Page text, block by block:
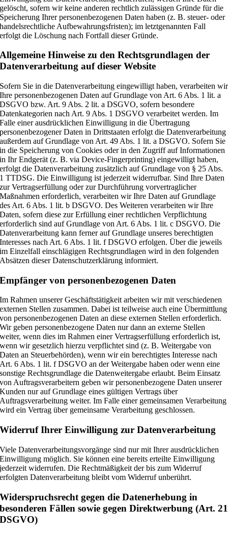
gelöscht, sofern wir keine anderen rechtlich zulässigen Gründe für die
Speicherung Ihrer personenbezogenen Daten haben (z. B. steuer- oder
handelsrechtliche Aufbewahrungsfristen); im letztgenannten Fall
erfolgt die Löschung nach Fortfall dieser Gründe.
Allgemeine Hinweise zu den Rechtsgrundlagen der
Datenverarbeitung auf dieser Website
Sofern Sie in die Datenverarbeitung eingewilligt haben, verarbeiten wir
Ihre personenbezogenen Daten auf Grundlage von Art. 6 Abs. 1 lit. a
DSGVO bzw. Art. 9 Abs. 2 lit. a DSGVO, sofern besondere
Datenkategorien nach Art. 9 Abs. 1 DSGVO verarbeitet werden. Im
Falle einer ausdrücklichen Einwilligung in die Übertragung
personenbezogener Daten in Drittstaaten erfolgt die Datenverarbeitung
außerdem auf Grundlage von Art. 49 Abs. 1 lit. a DSGVO. Sofern Sie
in die Speicherung von Cookies oder in den Zugriff auf Informationen
in Ihr Endgerät (z. B. via Device-Fingerprinting) eingewilligt haben,
erfolgt die Datenverarbeitung zusätzlich auf Grundlage von § 25 Abs.
1 TTDSG. Die Einwilligung ist jederzeit widerrufbar. Sind Ihre Daten
zur Vertragserfüllung oder zur Durchführung vorvertraglicher
Maßnahmen erforderlich, verarbeiten wir Ihre Daten auf Grundlage
des Art. 6 Abs. 1 lit. b DSGVO. Des Weiteren verarbeiten wir Ihre
Daten, sofern diese zur Erfüllung einer rechtlichen Verpflichtung
erforderlich sind auf Grundlage von Art. 6 Abs. 1 lit. c DSGVO. Die
Datenverarbeitung kann ferner auf Grundlage unseres berechtigten
Interesses nach Art. 6 Abs. 1 lit. f DSGVO erfolgen. Über die jeweils
im Einzelfall einschlägigen Rechtsgrundlagen wird in den folgenden
Absätzen dieser Datenschutzerklärung informiert.
Empfänger von personenbezogenen Daten
Im Rahmen unserer Geschäftstätigkeit arbeiten wir mit verschiedenen
externen Stellen zusammen. Dabei ist teilweise auch eine Übermittlung
von personenbezogenen Daten an diese externen Stellen erforderlich.
Wir geben personenbezogene Daten nur dann an externe Stellen
weiter, wenn dies im Rahmen einer Vertragserfüllung erforderlich ist,
wenn wir gesetzlich hierzu verpflichtet sind (z. B. Weitergabe von
Daten an Steuerbehörden), wenn wir ein berechtigtes Interesse nach
Art. 6 Abs. 1 lit. f DSGVO an der Weitergabe haben oder wenn eine
sonstige Rechtsgrundlage die Datenweitergabe erlaubt. Beim Einsatz
von Auftragsverarbeitern geben wir personenbezogene Daten unserer
Kunden nur auf Grundlage eines gültigen Vertrags über
Auftragsverarbeitung weiter. Im Falle einer gemeinsamen Verarbeitung
wird ein Vertrag über gemeinsame Verarbeitung geschlossen.
Widerruf Ihrer Einwilligung zur Datenverarbeitung
Viele Datenverarbeitungsvorgänge sind nur mit Ihrer ausdrücklichen
Einwilligung möglich. Sie können eine bereits erteilte Einwilligung
jederzeit widerrufen. Die Rechtmäßigkeit der bis zum Widerruf
erfolgten Datenverarbeitung bleibt vom Widerruf unberührt.
Widerspruchsrecht gegen die Datenerhebung in
besonderen Fällen sowie gegen Direktwerbung (Art. 21
DSGVO)